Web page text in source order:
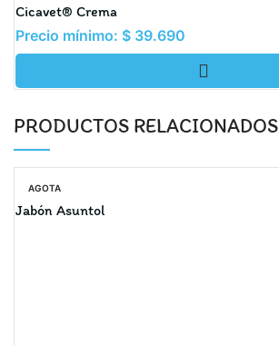
Cicavet® Crema
Precio mínimo: $ 39.690
PRODUCTOS RELACIONADOS
AGOTA
Jabón Asuntol